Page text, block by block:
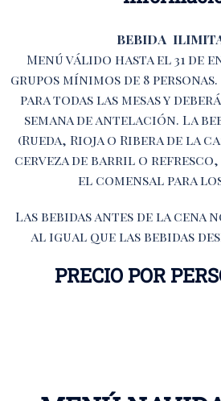
BEBIDA
Menú válido hasta el 31 de
grupos mínimos de 8
para todas las mesas y
semana de antelación. La
(Rueda, Rioja o Ribera de la
cerveza de barril o
el comensal para
Las bebidas antes de la cena
al igual que las bebidas
PRECIO POR